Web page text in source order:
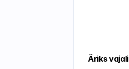
Äriks